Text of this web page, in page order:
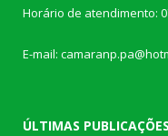
Horário de atendimento:
E-mail:
ÚLTIMAS PUBLICAÇÕES